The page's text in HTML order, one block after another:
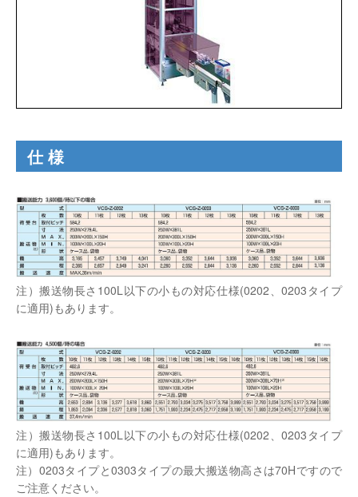
仕様
注）搬送物長さ100L以下の小もの対応仕様(0202、0203タイプ
に適用)もあります。
注）搬送物長さ100L以下の小もの対応仕様(0202、0203タイプ
に適用)もあります。
注）0203タイプと0303タイプの最大搬送物高さは70Hですので
ご注意ください。